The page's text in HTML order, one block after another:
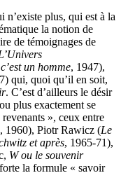
n’existe plus, qui est à la
la notion de
de témoignages de
un homme, 1947),
qui, quoi qu’il en soit,
. C’est d’ailleurs le désir
plus exactement se
», ceux entre
, 1960), Piotr Rawicz (Le
et après, 1965-71),
W ou le souvenir
la formule « savoir